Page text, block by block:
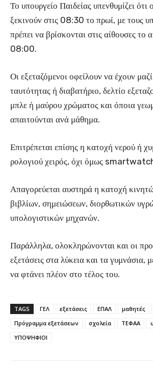
Το υπουργείο Παιδείας υπενθυμίζει ότι
ξεκινούν στις 08:30 το πρωί, με τους
πρέπει να βρίσκονται στις αίθουσες το
08:00.
Οι εξεταζόμενοι οφείλουν να έχουν
ταυτότητας ή διαβατήριο, δελτίο
μπλε ή μαύρου χρώματος και όποια
απαιτούνται ανά μάθημα.
Επιτρέπεται επίσης η κατοχή νερού ή
ρολογιού χειρός, όχι όμως
Απαγορεύεται αυστηρά η κατοχή
βιβλίων, σημειώσεων, διορθωτικών
υπολογιστικών μηχανών.
Παράλληλα, ολοκληρώνονται και οι
εξετάσεις στα λύκεια και τα γυμνάσια,
να φτάνει πλέον στο τέλος του.
TAGS ΓΕΛ εξετάσεις ΕΠΑΛ μαθητές
Πρόγραμμα εξετάσεων
σχολεία ΤΕΦΑΑ
ΥΠΟΨΗΦΙΟΙ